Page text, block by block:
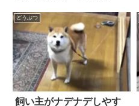
どうぶつ
飼い主がナデナデしやす